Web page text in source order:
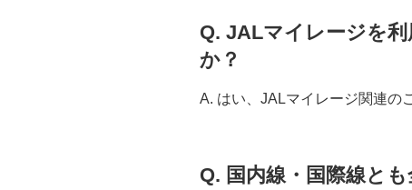
Q. JALマイレージを
か？
A. はい、JALマイレージ関連の
Q. 国内線・国際線と